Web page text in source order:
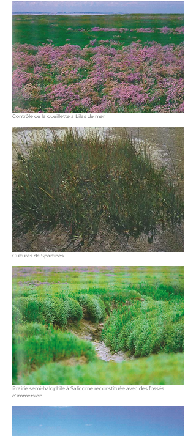
Contrôle de la cueillette a Lilas de mer
Cultures de Spartines
Prairie semi-halophile à Salicorne reconstituée avec des fossés
d’immersion